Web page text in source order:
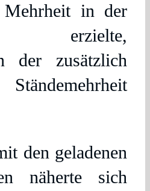
Mehrheit in der
erzielte,
der zusätzlich
den geladenen
näherte sich